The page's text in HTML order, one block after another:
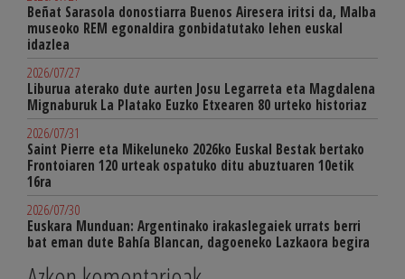
Beñat Sarasola donostiarra Buenos Airesera iritsi da, Malba
museoko REM egonaldira gonbidatutako lehen euskal
idazlea
2026/07/27
Liburua aterako dute aurten Josu Legarreta eta Magdalena
Mignaburuk La Platako Euzko Etxearen 80 urteko historiaz
2026/07/31
Saint Pierre eta Mikeluneko 2026ko Euskal Bestak bertako
Frontoiaren 120 urteak ospatuko ditu abuztuaren 10etik
16ra
2026/07/30
Euskara Munduan: Argentinako irakaslegaiek urrats berri
bat eman dute Bahía Blancan, dagoeneko Lazkaora begira